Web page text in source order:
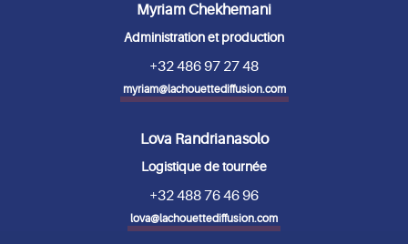
Myriam Chekhemani
Administration et production
+32 486 97 27 48
myriam@lachouettediffusion.com
Lova Randrianasolo
Logistique de tournée
+32 488 76 46 96
lova@lachouettediffusion.com